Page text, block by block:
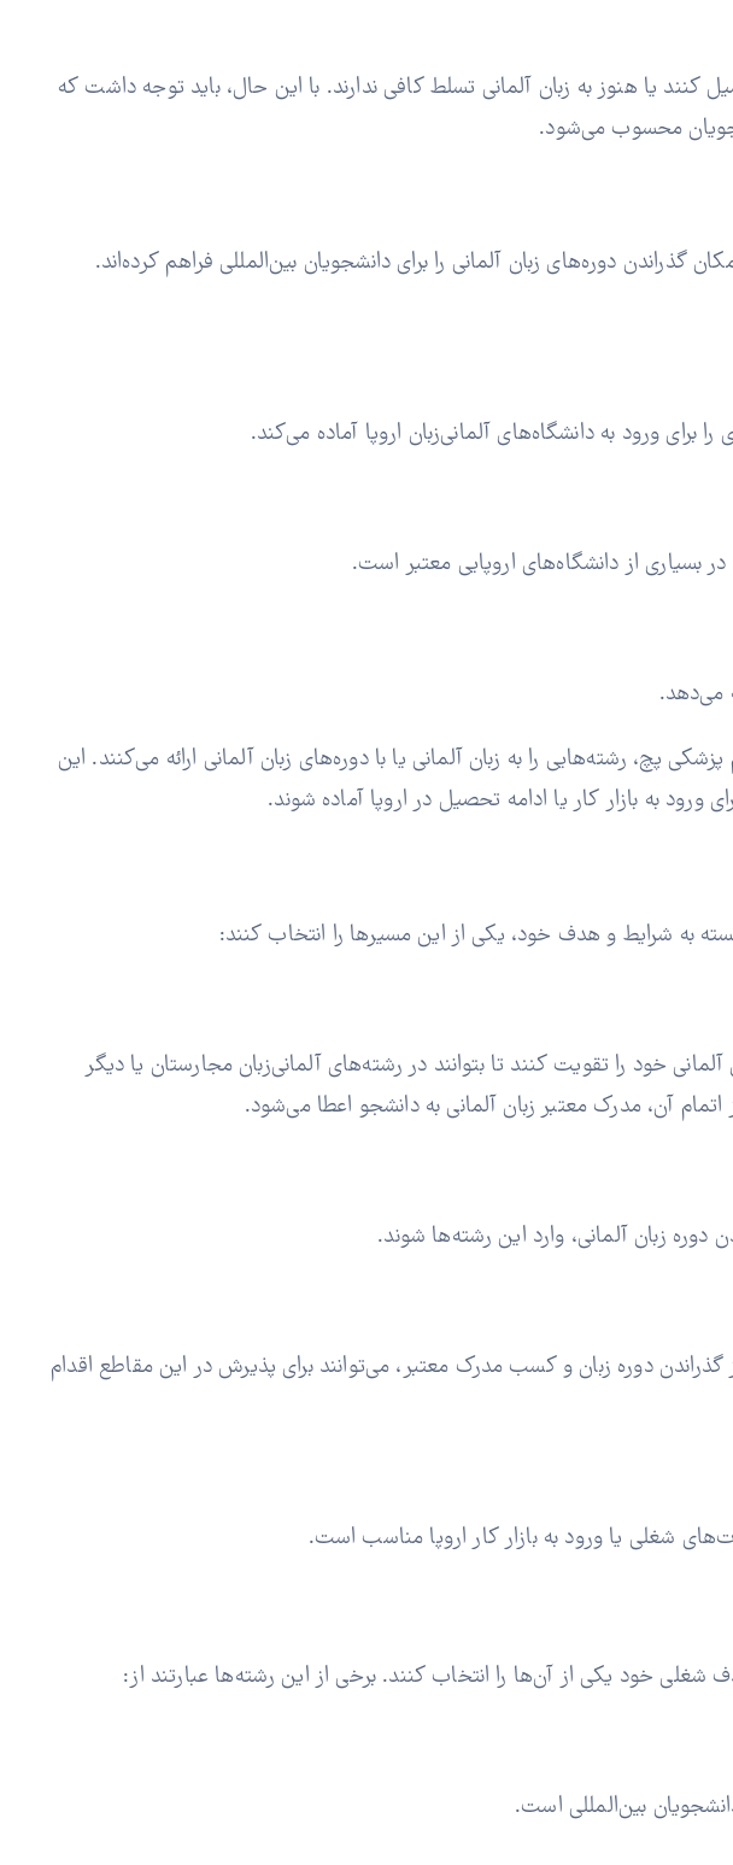
یا هنوز به زبان آلمانی تسلط کافی ندارند. با این حال، باید توجه داشت که
محسوب می‌شود.
گذراندن دوره‌های زبان آلمانی را برای دانشجویان بین‌المللی فراهم کرده‌اند.
برای ورود به دانشگاه‌های آلمانی‌زبان اروپا آماده می‌کند.
بسیاری از دانشگاه‌های اروپایی معتبر است.
می‌دهد.
پچ، رشته‌هایی را به زبان آلمانی یا با دوره‌های زبان آلمانی ارائه می‌کنند. این
به بازار کار یا ادامه تحصیل در اروپا آماده شوند.
به شرایط و هدف خود، یکی از این مسیرها را انتخاب کنند:
آلمانی خود را تقویت کنند تا بتوانند در رشته‌های آلمانی‌زبان مجارستان یا دیگر
آن، مدرک معتبر زبان آلمانی به دانشجو اعطا می‌شود.
دوره زبان آلمانی، وارد این رشته‌ها شوند.
دوره زبان و کسب مدرک معتبر، می‌توانند برای پذیرش در این مقاطع اقدام
شغلی یا ورود به بازار کار اروپا مناسب است.
خود یکی از آن‌ها را انتخاب کنند. برخی از این رشته‌ها عبارتند از:
بین‌المللی است.